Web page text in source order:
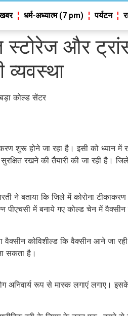
धर्म-अध्यात्म (7 pm) पर्यटन
स्टोरेज और
कोल्ड सेंटर
शुरू होने जा रहा है। इसी को
रखने की तैयारी की जा रही है।
ने बताया कि जिले में कोरोना
में बनाये गए कोल्ड चेन में
वैक्सीन कोविशील्ड कि वैक्सीन आने
सकता है।
अनिवार्य रूप से मास्क लगाएं लगाए।